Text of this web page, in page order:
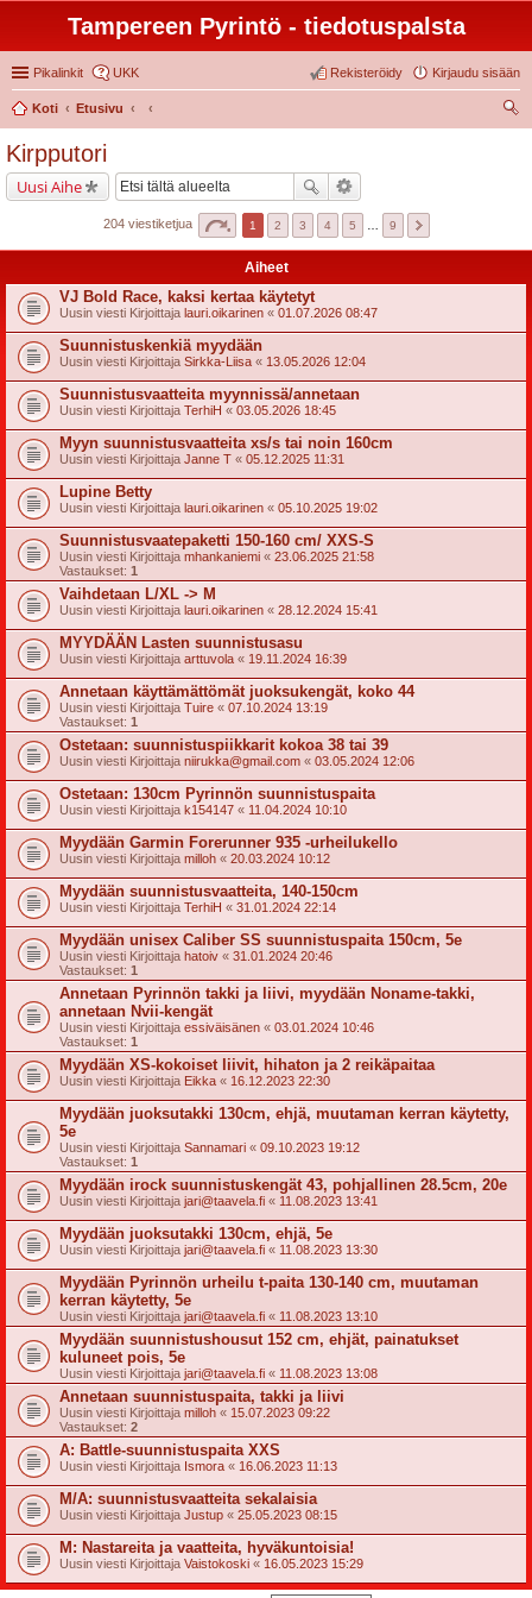
Tampereen Pyrintö - tiedotuspalsta
Pikalinkit UKK Kirjaudu sisään
Rekisteröidy
Koti
Etusivu
Kirpputori
Uusi Aihe
204 viestiketjua 1 2 3 4 5 9
Aiheet
VJ Bold Race, kaksi kertaa käytetyt
Uusin viesti Kirjoittaja lauri.oikarinen « 01.07.2026 08:47
Suunnistuskenkiä myydään
Uusin viesti Kirjoittaja Sirkka-Liisa « 13.05.2026 12:04
Suunnistusvaatteita myynnissä/annetaan
Uusin viesti Kirjoittaja TerhiH « 03.05.2026 18:45
Myyn suunnistusvaatteita xs/s tai noin 160cm
Uusin viesti Kirjoittaja Janne T « 05.12.2025 11:31
Lupine Betty
Uusin viesti Kirjoittaja lauri.oikarinen « 05.10.2025 19:02
Suunnistusvaatepaketti 150-160 cm/ XXS-S
Uusin viesti Kirjoittaja mhankaniemi « 23.06.2025 21:58
Vastaukset: 1
Vaihdetaan L/XL -> M
Uusin viesti Kirjoittaja lauri.oikarinen « 28.12.2024 15:41
MYYDÄÄN Lasten suunnistusasu
Uusin viesti Kirjoittaja arttuvola « 19.11.2024 16:39
Annetaan käyttämättömät juoksukengät, koko 44
Uusin viesti Kirjoittaja Tuire « 07.10.2024 13:19
Vastaukset: 1
Ostetaan: suunnistuspiikkarit kokoa 38 tai 39
Uusin viesti Kirjoittaja niirukka@gmail.com « 03.05.2024 12:06
Ostetaan: 130cm Pyrinnön suunnistuspaita
Uusin viesti Kirjoittaja k154147 « 11.04.2024 10:10
Myydään Garmin Forerunner 935 -urheilukello
Uusin viesti Kirjoittaja milloh « 20.03.2024 10:12
Myydään suunnistusvaatteita, 140-150cm
Uusin viesti Kirjoittaja TerhiH « 31.01.2024 22:14
Myydään unisex Caliber SS suunnistuspaita 150cm, 5e
Uusin viesti Kirjoittaja hatoiv « 31.01.2024 20:46
Vastaukset: 1
Annetaan Pyrinnön takki ja liivi, myydään Noname-takki,
annetaan Nvii-kengät
Uusin viesti Kirjoittaja essiväisänen « 03.01.2024 10:46
Vastaukset: 1
Myydään XS-kokoiset liivit, hihaton ja 2 reikäpaitaa
Uusin viesti Kirjoittaja Eikka « 16.12.2023 22:30
Myydään juoksutakki 130cm, ehjä, muutaman kerran käytetty,
5e
Uusin viesti Kirjoittaja Sannamari « 09.10.2023 19:12
Vastaukset: 1
Myydään irock suunnistuskengät 43, pohjallinen 28.5cm, 20e
Uusin viesti Kirjoittaja jari@taavela.fi « 11.08.2023 13:41
Myydään juoksutakki 130cm, ehjä, 5e
Uusin viesti Kirjoittaja jari@taavela.fi « 11.08.2023 13:30
Myydään Pyrinnön urheilu t-paita 130-140 cm, muutaman
kerran käytetty, 5e
Uusin viesti Kirjoittaja jari@taavela.fi « 11.08.2023 13:10
Myydään suunnistushousut 152 cm, ehjät, painatukset
kuluneet pois, 5e
Uusin viesti Kirjoittaja jari@taavela.fi « 11.08.2023 13:08
Annetaan suunnistuspaita, takki ja liivi
Uusin viesti Kirjoittaja milloh « 15.07.2023 09:22
Vastaukset: 2
A: Battle-suunnistuspaita XXS
Uusin viesti Kirjoittaja Ismora « 16.06.2023 11:13
M/A: suunnistusvaatteita sekalaisia
Uusin viesti Kirjoittaja Justup « 25.05.2023 08:15
M: Nastareita ja vaatteita, hyväkuntoisia!
Uusin viesti Kirjoittaja Vaistokoski « 16.05.2023 15:29